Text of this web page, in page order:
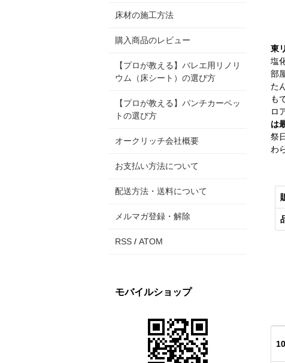
東
塩
部
た
も
ロ
は
祭
わ
床材の施工方法
購入商品のレビュー
【プロが教える】バレエ用リノリ
ウム（床シート）の選び方
【プロが教える】パンチカーペッ
トの選び方
オークリッチ会社概要
お支払い方法について
配送方法・送料について
メルマガ登録・解除
RSS / ATOM
モバイルショップ